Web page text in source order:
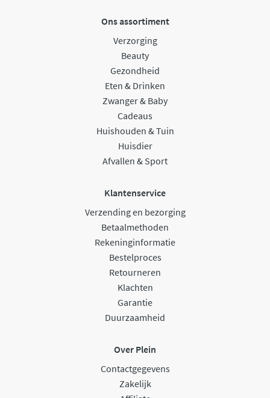
Ons assortiment
Verzorging
Beauty
Gezondheid
Eten & Drinken
Zwanger & Baby
Cadeaus
Huishouden & Tuin
Huisdier
Afvallen & Sport
Klantenservice
Verzending en bezorging
Betaalmethoden
Rekeninginformatie
Bestelproces
Retourneren
Klachten
Garantie
Duurzaamheid
Over Plein
Contactgegevens
Zakelijk